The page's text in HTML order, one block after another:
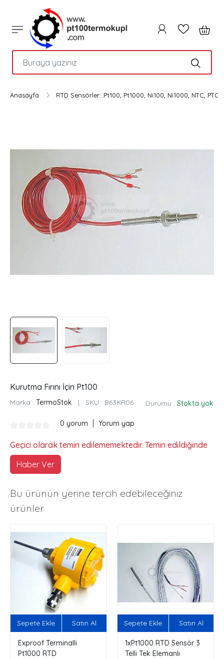
Anasayfa RTD Sensörler...Pt100, Pt1000, Ni100, Ni1000, NTC, PTC
Kurutma Fırını İçin Pt100
Marka : TermoStok | SKU : B63KR06 Durumu : Stokta yok
0 yorum Yorum yap
Geçici olarak temin edilememektedir. Temin edildiğinde
Haber Ver
Bu ürünün yerine tercih edebileceğiniz
ürünler
Exproof Terminalli
Pt1000 RTD
Sepete Ekle Satın Al
1xPt1000 RTD Sensör 3
Telli Tek Elemanlı
Sepete Ekle Satın Al